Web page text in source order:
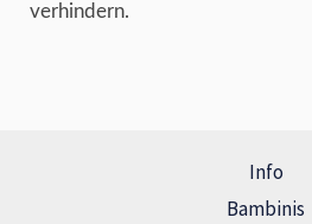
verhindern.
Info
Bambinis